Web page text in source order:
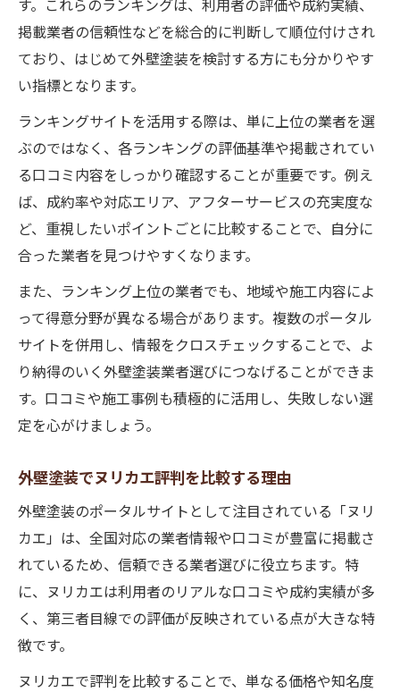
す。これらのランキングは、利用者の評価や成約実績、
掲載業者の信頼性などを総合的に判断して順位付けされ
ており、はじめて外壁塗装を検討する方にも分かりやす
い指標となります。
ランキングサイトを活用する際は、単に上位の業者を選
ぶのではなく、各ランキングの評価基準や掲載されてい
る口コミ内容をしっかり確認することが重要です。例え
ば、成約率や対応エリア、アフターサービスの充実度な
ど、重視したいポイントごとに比較することで、自分に
合った業者を見つけやすくなります。
また、ランキング上位の業者でも、地域や施工内容によ
って得意分野が異なる場合があります。複数のポータル
サイトを併用し、情報をクロスチェックすることで、よ
り納得のいく外壁塗装業者選びにつなげることができま
す。口コミや施工事例も積極的に活用し、失敗しない選
定を心がけましょう。
外壁塗装でヌリカエ評判を比較する理由
外壁塗装のポータルサイトとして注目されている「ヌリ
カエ」は、全国対応の業者情報や口コミが豊富に掲載さ
れているため、信頼できる業者選びに役立ちます。特
に、ヌリカエは利用者のリアルな口コミや成約実績が多
く、第三者目線での評価が反映されている点が大きな特
徴です。
ヌリカエで評判を比較することで、単なる価格や知名度